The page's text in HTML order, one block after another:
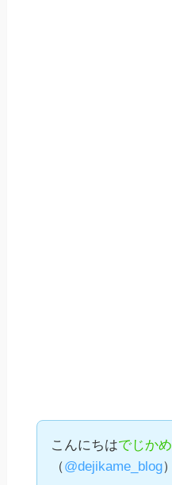
こんにちはでじかめ
（@dejikame_blog）